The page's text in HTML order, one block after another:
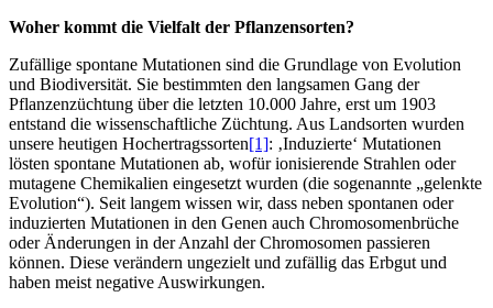
Woher kommt die Vielfalt der Pflanzensorten?
Zufällige spontane Mutationen sind die Grundlage von Evolution
und Biodiversität. Sie bestimmten den langsamen Gang der
Pflanzenzüchtung über die letzten 10.000 Jahre, erst um 1903
entstand die wissenschaftliche Züchtung. Aus Landsorten wurden
unsere heutigen Hochertragssorten[1]: ‚Induzierte‘ Mutationen
lösten spontane Mutationen ab, wofür ionisierende Strahlen oder
mutagene Chemikalien eingesetzt wurden (die sogenannte „gelenkte
Evolution“). Seit langem wissen wir, dass neben spontanen oder
induzierten Mutationen in den Genen auch Chromosomenbrüche
oder Änderungen in der Anzahl der Chromosomen passieren
können. Diese verändern ungezielt und zufällig das Erbgut und
haben meist negative Auswirkungen.